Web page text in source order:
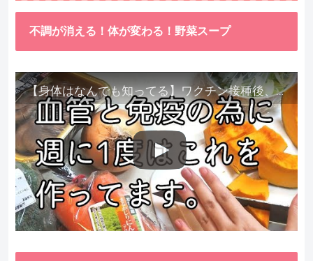
不調が消える！体が変わる！野菜スープ
【身体はなんでも知ってる】ワクチン接種後、異常に食べたくなった野菜が細胞回復に貢献してくれました。